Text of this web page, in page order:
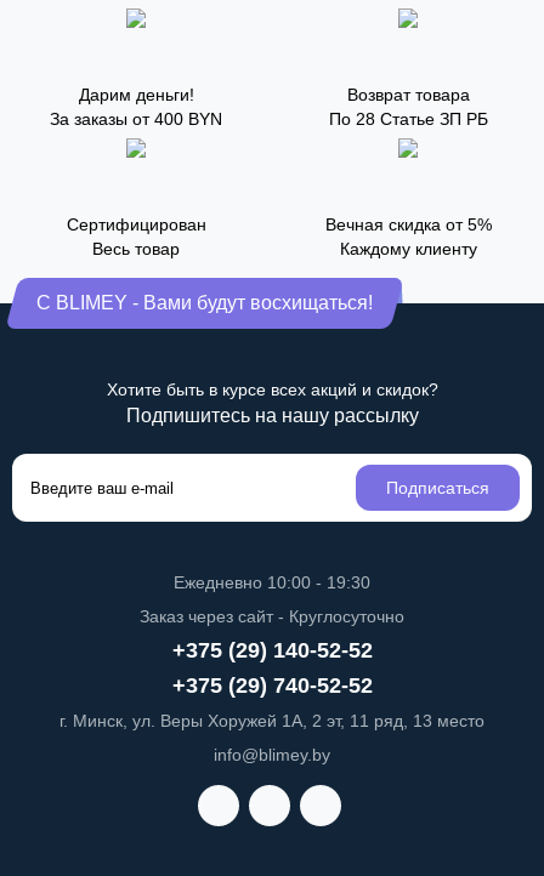
Дарим деньги!
За заказы от 400 BYN
Возврат товара
По 28 Статье ЗП РБ
Сертифицирован
Весь товар
Вечная скидка от 5%
Каждому клиенту
С BLIMEY - Вами будут восхищаться!
Хотите быть в курсе всех акций и скидок?
Подпишитесь на нашу рассылку
Подписаться
Ежедневно 10:00 - 19:30
Заказ через сайт - Круглосуточно
+375 (29) 140-52-52
+375 (29) 740-52-52
г. Минск, ул. Веры Хоружей 1А, 2 эт, 11 ряд, 13 место
info@blimey.by